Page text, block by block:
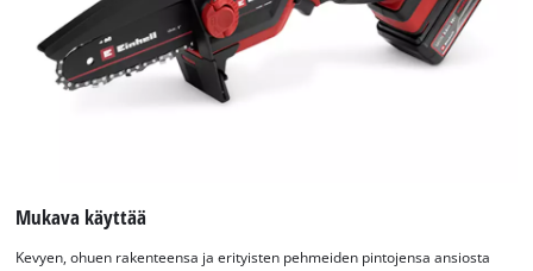
Mukava käyttää
Kevyen, ohuen rakenteensa ja erityisten pehmeiden pintojensa ansiosta